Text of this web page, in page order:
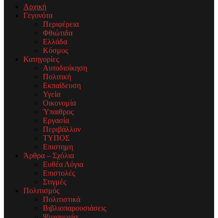
Αρχική
Γεγονότα
Περιφέρεια
Φθιώτιδα
Ελλάδα
Κόσμος
Κατηγορίες
Αυτοδιοίκηση
Πολιτική
Εκπαίδευση
Υγεία
Οικονομία
Ύπαιθρος
Εργασία
Περιβάλλον
ΤΥΠΟΣ
Επιστημη
Άρθρα – Σχόλια
Ευθέα Λόγια
Επιστολές
Στιγμές
Πολιτισμός
Πολιτιστικά
Βιβλιοπαρουσιάσεις